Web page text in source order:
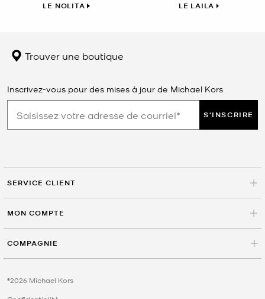
LE NOLITA LE LAILA
Trouver une boutique
Inscrivez-vous pour des mises à jour de Michael Kors
S'INSCRIRE
SERVICE CLIENT
MON COMPTE
COMPAGNIE
©2026 Michael Kors